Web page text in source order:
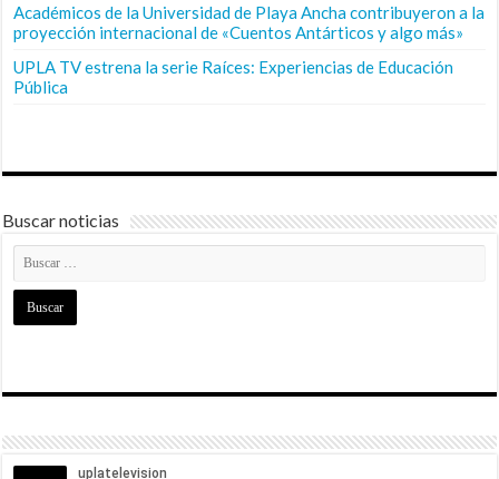
Académicos de la Universidad de Playa Ancha contribuyeron a la
proyección internacional de «Cuentos Antárticos y algo más»
UPLA TV estrena la serie Raíces: Experiencias de Educación
Pública
Buscar noticias